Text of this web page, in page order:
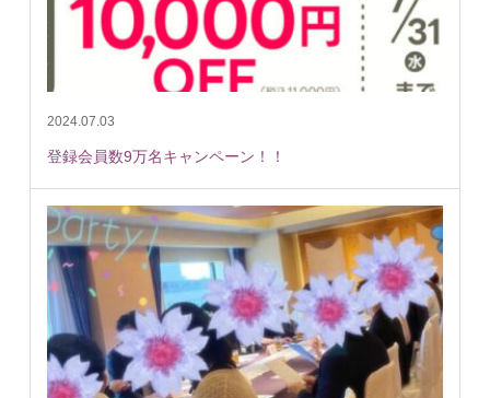
2024.07.03
登録会員数9万名キャンペーン！！